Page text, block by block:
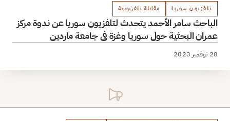
تلفزيون سوريا مقابلة تلفزيونية
الباحث سامر الأحمد يتحدث لتلفزيون سوريا عن ندوة مركز
عمران البحثية حول سوريا وغزة في جامعة ماردين
28 نوفمبر 2023